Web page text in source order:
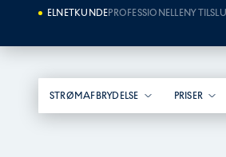
ELNETKUNDEPROFESSIONELLENY
STRØMAFBRYDELSE PRISER